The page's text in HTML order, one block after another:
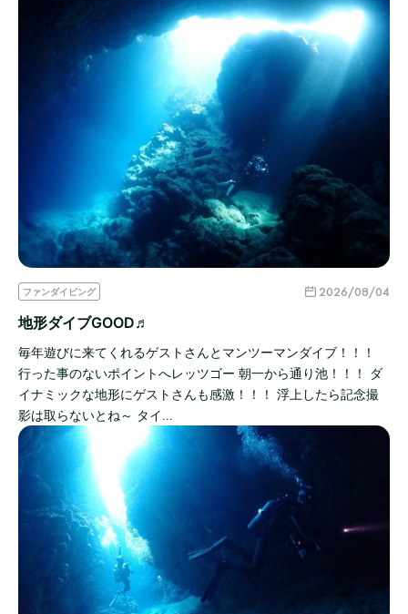
ファンダイビング 2026/08/04
地形ダイブGOOD♬
毎年遊びに来てくれるゲストさんとマンツーマンダイブ！！！
行った事のないポイントへレッツゴー 朝一から通り池！！！ ダ
イナミックな地形にゲストさんも感激！！！ 浮上したら記念撮
影は取らないとね～ タイ…